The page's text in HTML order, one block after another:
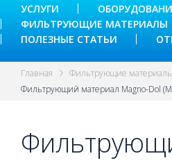
УСЛУГИ
ФИЛЬТРУЮЩИЕ МАТЕРИАЛЫ
ПОЛЕЗНЫЕ СТАТЬИ
Главная Фильтрующие материалы
Фильтрующий материал Magno-Dol